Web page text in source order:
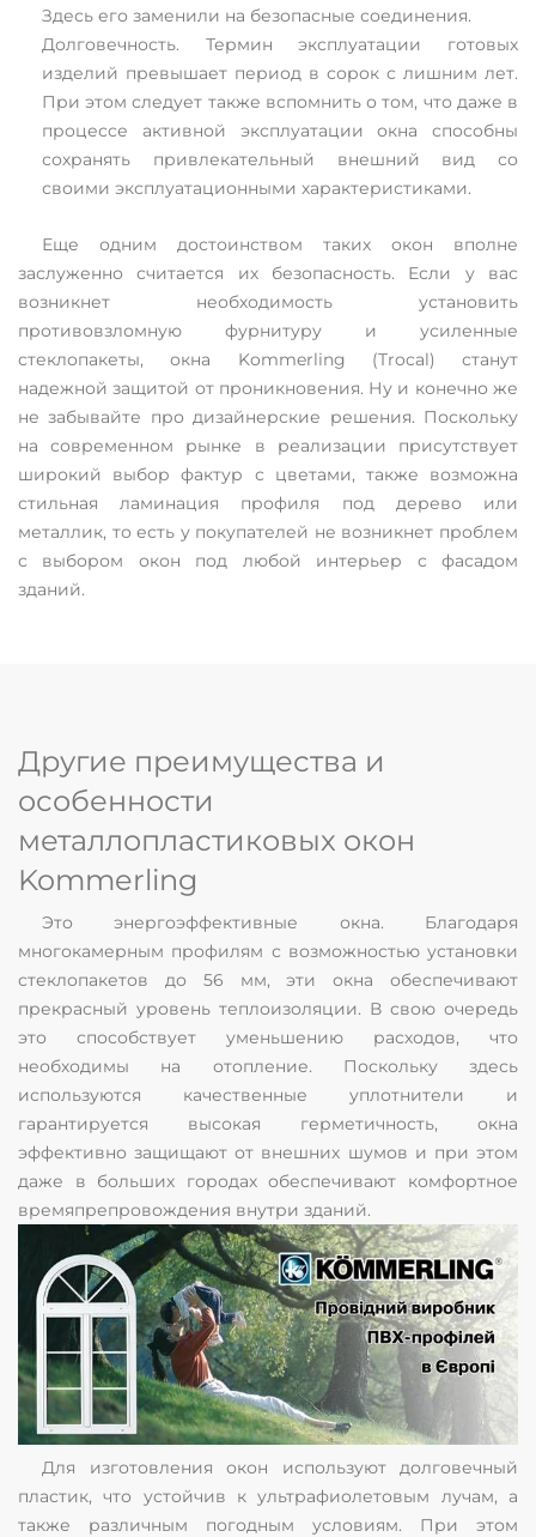
Здесь его заменили на безопасные соединения.
Долговечность. Термин эксплуатации готовых
изделий превышает период в сорок с лишним лет.
При этом следует также вспомнить о том, что даже в
процессе активной эксплуатации окна способны
сохранять привлекательный внешний вид со
своими эксплуатационными характеристиками.
Еще одним достоинством таких окон вполне
заслуженно считается их безопасность. Если у вас
возникнет необходимость установить
противовзломную фурнитуру и усиленные
стеклопакеты, окна Kommerling (Trocal) станут
надежной защитой от проникновения. Ну и конечно же
не забывайте про дизайнерские решения. Поскольку
на современном рынке в реализации присутствует
широкий выбор фактур с цветами, также возможна
стильная ламинация профиля под дерево или
металлик, то есть у покупателей не возникнет проблем
с выбором окон под любой интерьер с фасадом
зданий.
Другие преимущества и
особенности
металлопластиковых окон
Kommerling
Это энергоэффективные окна. Благодаря
многокамерным профилям с возможностью установки
стеклопакетов до 56 мм, эти окна обеспечивают
прекрасный уровень теплоизоляции. В свою очередь
это способствует уменьшению расходов, что
необходимы на отопление. Поскольку здесь
используются качественные уплотнители и
гарантируется высокая герметичность, окна
эффективно защищают от внешних шумов и при этом
даже в больших городах обеспечивают комфортное
времяпрепровождения внутри зданий.
Для изготовления окон используют долговечный
пластик, что устойчив к ультрафиолетовым лучам, а
также различным погодным условиям. При этом